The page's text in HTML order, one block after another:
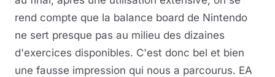
rend compte que la balance board de Nintendo
ne sert presque pas au milieu des dizaines
d'exercices disponibles. C'est donc bel et bien
une fausse impression qui nous a parcourus. EA